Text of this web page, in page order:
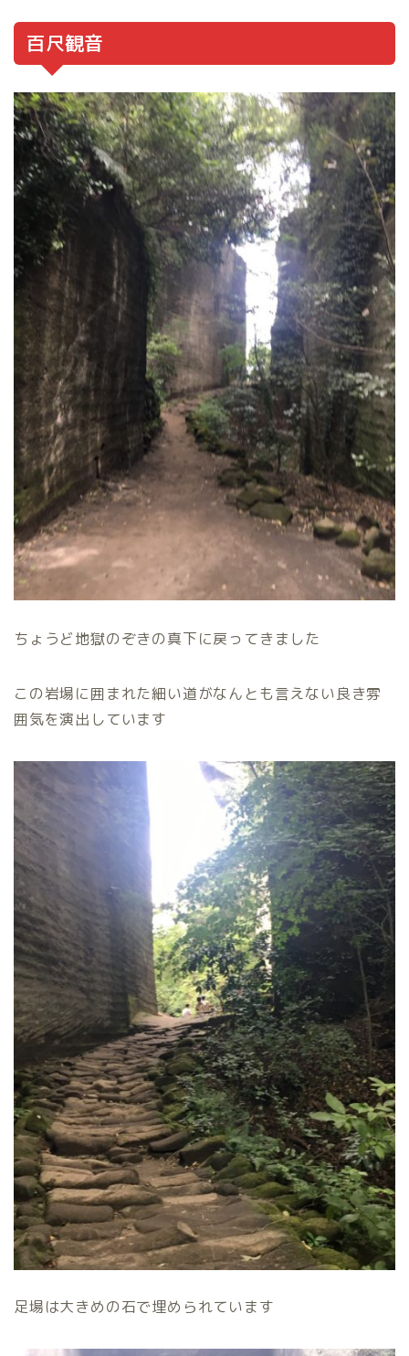
百尺観音
ちょうど地獄のぞきの真下に戻ってきました
この岩場に囲まれた細い道がなんとも言えない良き雰
囲気を演出しています
足場は大きめの石で埋められています